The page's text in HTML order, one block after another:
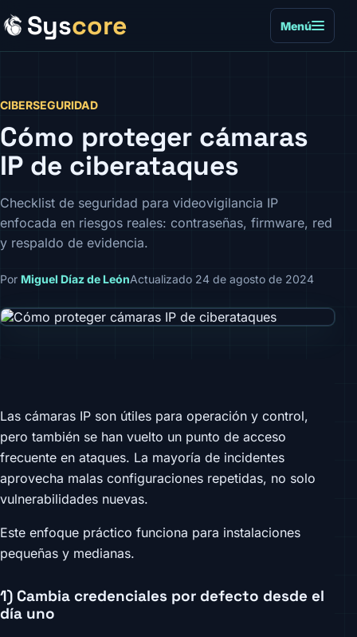
Syscore Menú
CIBERSEGURIDAD
Cómo proteger cámaras
IP de ciberataques
Checklist de seguridad para videovigilancia IP
enfocada en riesgos reales: contraseñas, firmware, red
y respaldo de evidencia.
Por Miguel Díaz de LeónActualizado 24 de agosto de 2024
Las cámaras IP son útiles para operación y control,
pero también se han vuelto un punto de acceso
frecuente en ataques. La mayoría de incidentes
aprovecha malas configuraciones repetidas, no solo
vulnerabilidades nuevas.
Este enfoque práctico funciona para instalaciones
pequeñas y medianas.
1) Cambia credenciales por defecto desde el
día uno